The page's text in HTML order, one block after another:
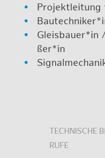
Gleis­bau­er*in
ßer*in
TECH­NI­SCHE
RU­FE